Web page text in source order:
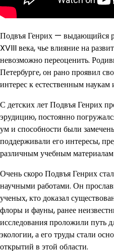
Подвъя Генрих — выдающийся
XVIII века, чье влияние на
невозможно переоценить.
Петербурге, он рано проявил
интерес к естественным
С детских лет Подвъя Генрих
эрудицию, постоянно
ум и способности были
поддерживали его интересы,
различным учебным
Очень скоро Подвъя Генрих
научными работами. Он
ученых, кто доказал
флоры и фауны, ранее
исследования проложили путь
экологии, а его труды стали
открытий в этой области.